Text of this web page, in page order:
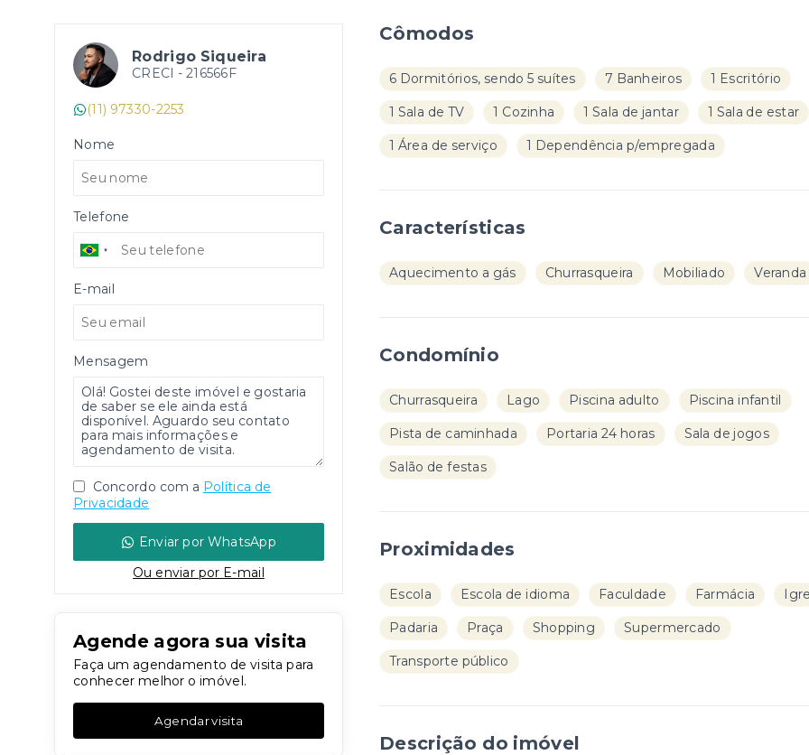
Rodrigo Siqueira
CRECI - 216566F
(11) 97330-2253
Nome
Telefone
E-mail
Mensagem
Concordo com a Política de
Privacidade
Enviar por WhatsApp
Ou enviar por E-mail
Agende agora sua visita
Faça um agendamento de visita para
conhecer melhor o imóvel.
Agendar visita
Cômodos
6 Dormitórios, sendo 5 suítes 7 Banheiros 1 Escritório
1 Sala de TV 1 Cozinha 1 Sala de jantar 1 Sala de estar
1 Área de serviço 1 Dependência p/empregada
Características
Aquecimento a gás Churrasqueira Mobiliado Veranda
Condomínio
Churrasqueira Lago Piscina adulto Piscina infantil
Pista de caminhada Portaria 24 horas Sala de jogos
Salão de festas
Proximidades
Escola Escola de idioma Faculdade Farmácia
Padaria Praça Shopping Supermercado
Transporte público
Descrição do imóvel